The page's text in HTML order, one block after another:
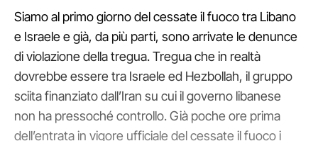
Siamo al primo giorno del cessate il fuoco tra Libano
e Israele e già, da più parti, sono arrivate le denunce
di violazione della tregua. Tregua che in realtà
dovrebbe essere tra Israele ed Hezbollah, il gruppo
sciita finanziato dall’Iran su cui il governo libanese
non ha pressoché controllo. Già poche ore prima
dell’entrata in vigore ufficiale del cessate il fuoco i